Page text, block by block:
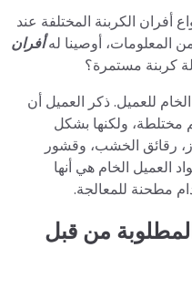
أفران الكربنة المختلفة عند
المعلومات، أوصينا لهأفران
كربنة مستمرة؟
للعميل. ذكر العميل أن
مختلطة، ولكنها بشكل
رقائق الخشب، وقشور
العميل الخام هي أنها
مطحنة للمعالجة.
من قبل